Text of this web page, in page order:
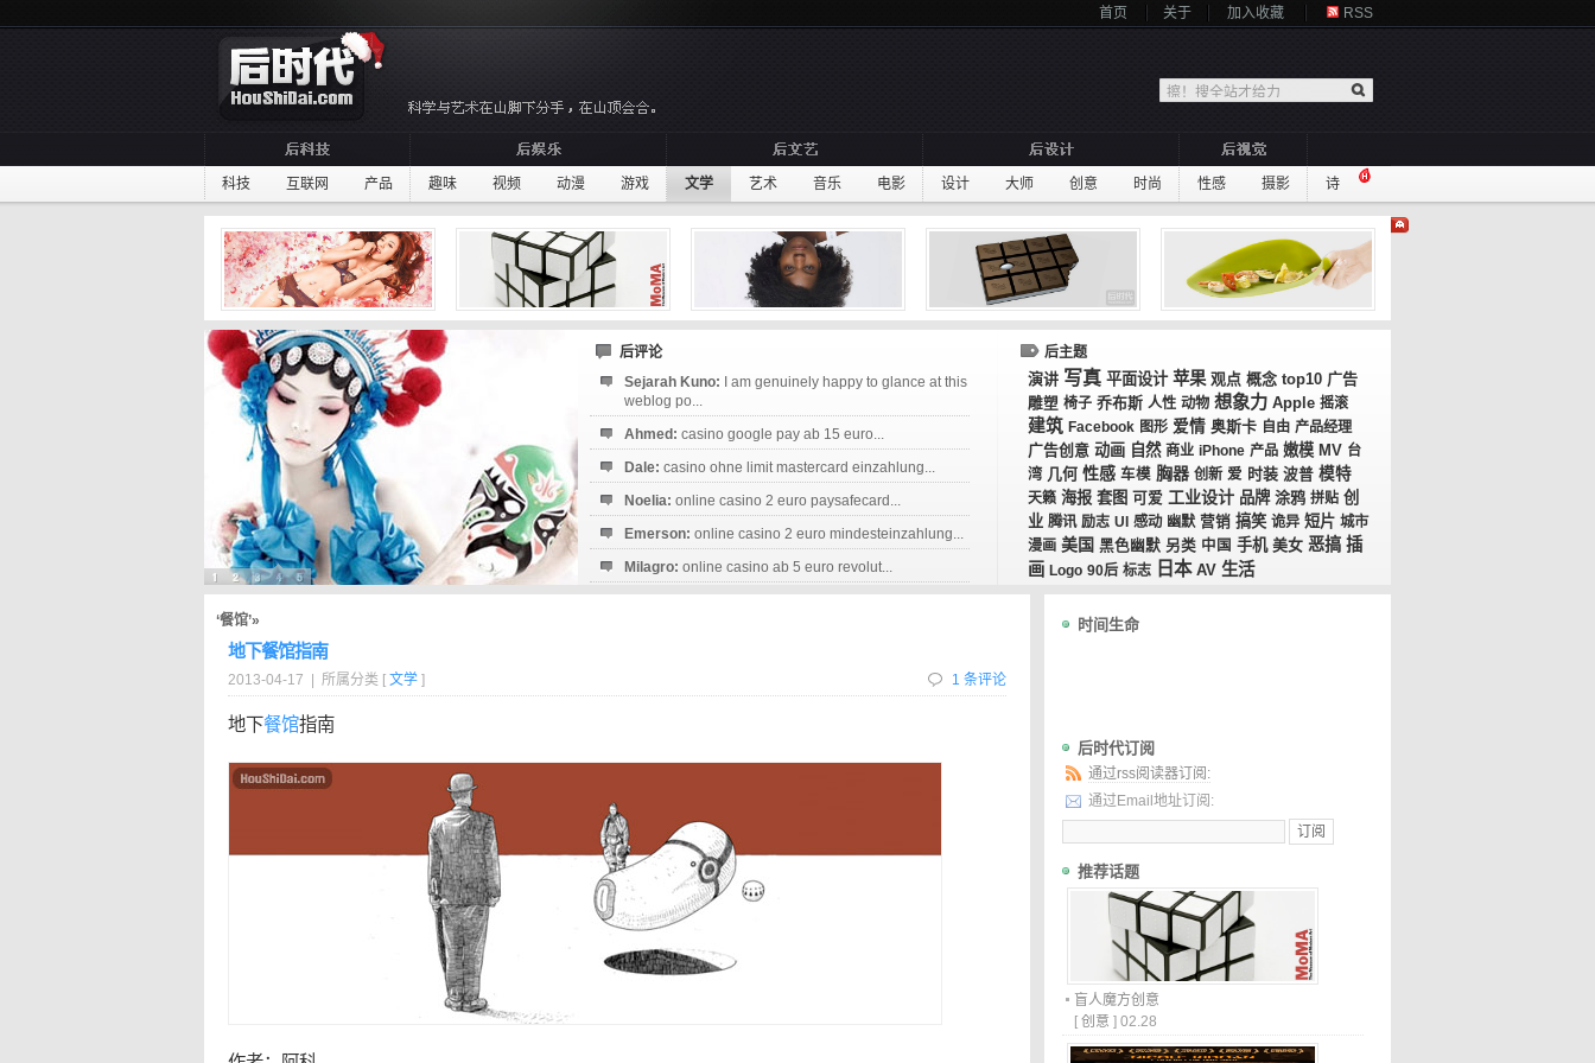
首页 关于 加入收藏 RSS
科技 互联网 产品 趣味 视频 动漫 游戏 文学 艺术 音乐 电影 设计 大师 创意 时尚 性感 摄影 诗
后评论
Sejarah Kuno:
I am genuinely happy to glance at this
weblog po...
Ahmed: casino google pay ab 15 euro...
Dale: casino ohne limit mastercard einzahlung...
Noelia: online casino 2 euro paysafecard...
Emerson: online casino 2 euro mindesteinzahlung...
Milagro: online casino ab 5 euro revolut...
后主题
演讲 写真 平面设计 苹果 观点 概念 top10 广告
雕塑 椅子 乔布斯 人性 动物 想象力 Apple 摇滚
建筑 Facebook 图形 爱情 奥斯卡 自由 产品经理
广告创意 动画 自然 商业 iPhone 产品 嫩模 MV 台
湾 几何 性感 车模 胸器 创新 爱 时装 波普 模特
天籁 海报 套图 可爱 工业设计 品牌 涂鸦 拼贴 创
业 腾讯 励志 UI 感动 幽默 营销 搞笑 诡异 短片 城市
漫画 美国 黑色幽默 另类 中国 手机 美女 恶搞 插
画 Logo 90后 标志 日本 AV 生活
‘餐馆’»
地下餐馆指南
2013-04-17 | 所属分类 [ 文学 ] 1 条评论
地下餐馆指南
时间生命
后时代订阅
通过rss阅读器订阅:
通过Email地址订阅:
推荐话题
盲人魔方创意
[ 创意 ] 02.28